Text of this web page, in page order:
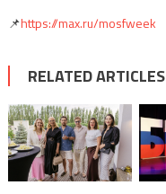
📌https://max.ru/mosfweek
RELATED ARTICLES